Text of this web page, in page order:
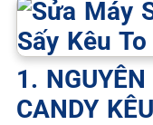
1.
CANDY